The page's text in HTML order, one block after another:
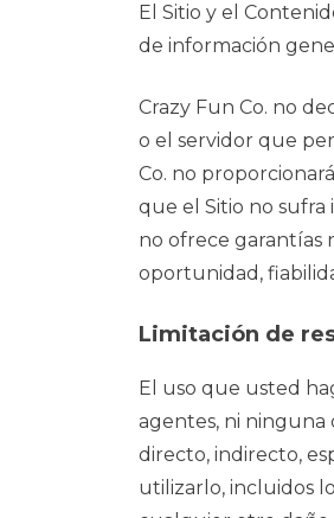
El Sitio y el
de información
Crazy Fun Co. no
o el servidor que
Co. no
que el Sitio no
no ofrece garantías
oportunidad,
Limitación de
El uso que usted
agentes, ni ninguna
directo, indirecto,
utilizarlo, incluidos